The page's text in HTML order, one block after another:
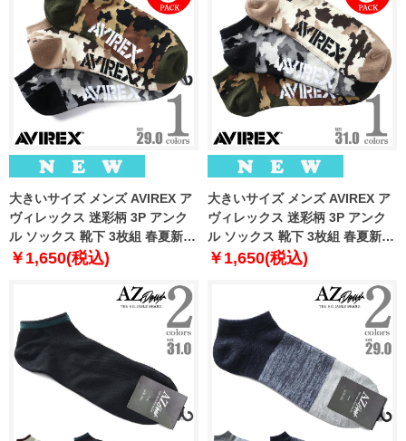
大きいサイズ メンズ AVIREX ア
ヴィレックス 迷彩柄 3P アンク
ル ソックス 靴下 3枚組 春夏新作
81713400
￥1,650(税込)
大きいサイズ メンズ AVIREX ア
ヴィレックス 迷彩柄 3P アンク
ル ソックス 靴下 3枚組 春夏新作
81713500
￥1,650(税込)